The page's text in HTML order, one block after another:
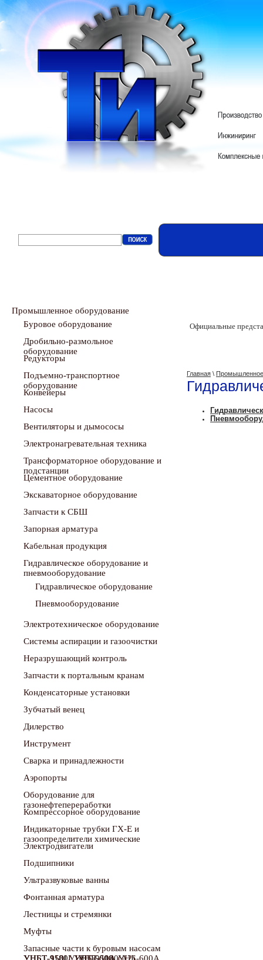
Промышленное оборудование
Буровое оборудование
Дробильно-размольное
Редукторы
Подъемно-транспортное
Конвейеры
Насосы
Вентиляторы и дымососы
Электронагревательная техника
Трансформаторное оборудование и
Цементное оборудование
Экскаваторное оборудование
Запчасти к СБШ
Запорная арматура
Кабельная продукция
Гидравлическое оборудование и
пневмооборудование
Гидравлическое оборудование
Пневмооборудование
Электротехническое оборудование
Системы аспирации и газоочистки
Неразрушающий контроль
Запчасти к портальным кранам
Конденсаторные установки
Зубчатый венец
Дилерство
Инструмент
Сварка и принадлежности
Аэропорты
Оборудование для
Компрессорное оборудование
Индикаторные трубки ГХ-Е и
Электродвигатели
Подшипники
Ультразвуковые ванны
Фонтанная арматура
Лестницы и стремянки
Муфты
Запасные части к буровым насосам
Официальные
Главная \